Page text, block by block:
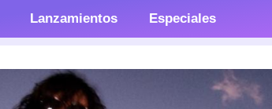
Lanzamientos Especiales